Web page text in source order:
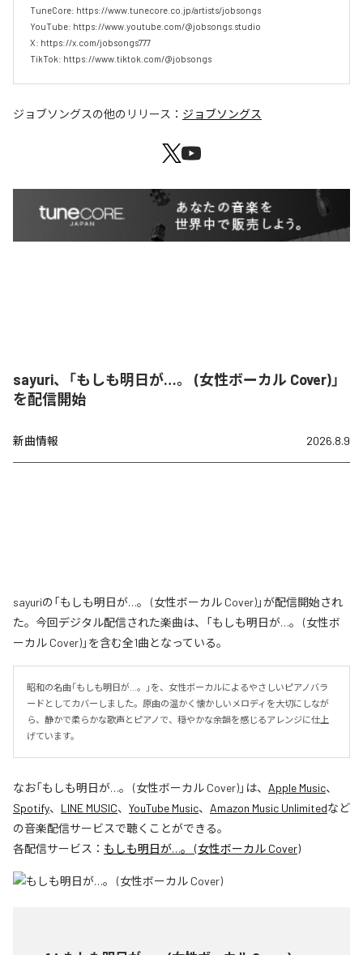
TuneCore: https://www.tunecore.co.jp/artists/jobsongs
YouTube: https://www.youtube.com/@jobsongs.studio
X: https://x.com/jobsongs777
TikTok: https://www.tiktok.com/@jobsongs
ジョブソングスの他のリリース： ジョブソングス
sayuri、「もしも明日が…。 (女性ボーカル Cover)」
を配信開始
新曲情報 2026.8.9
sayuriの「もしも明日が…。 (女性ボーカル Cover)」が配信開始され
た。今回デジタル配信された楽曲は、「もしも明日が…。 (女性ボ
ーカル Cover)」を含む全1曲となっている。
昭和の名曲「もしも明日が…。」を、女性ボーカルによるやさしいピアノバラ
ードとしてカバーしました。原曲の温かく懐かしいメロディを大切にしなが
ら、静かで柔らかな歌声とピアノで、穏やかな余韻を感じるアレンジに仕上
げています。
なお「もしも明日が…。 (女性ボーカル Cover)」は、 Apple Music、
Spotify、 LINE MUSIC、 YouTube Music、 Amazon Music Unlimitedなど
の音楽配信サービスで聴くことができる。
各配信サービス： もしも明日が…。 (女性ボーカル Cover)